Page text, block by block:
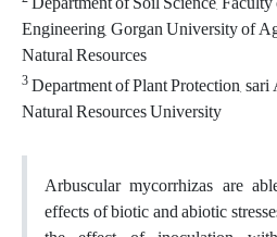
Engineering, Gorgan University of
Natural Resources
3Department of Plant Protection,
Natural Resources University
Arbuscular mycorrhizas are
effects of biotic and abiotic